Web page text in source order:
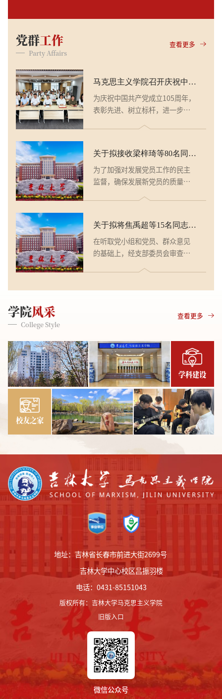
党群工作
Party Affairs
查看更多
马克思主义学院召开庆祝中国共产党成立105周年暨“两优一先”表彰会议
为庆祝中国共产党成立105周年，
表彰先进、树立标杆，进一步凝
黄大年茶思屋召开庆祝中国共产
党成立105周年暨“两优一先”表
彰会议。学院领导班子成员，党
委副书记兼副院长、纪委书记金
光旭主持。 会议在庄严的中华
人民共和国国歌声中拉开帷幕。...
关于拟接收梁梓琦等80名同志为中共预备党员的公示
为了加强对发展党员工作的民主
监督，确保发展新党员的质量，
时间为5个工作日）。公示期间，
党员和群众可通过电话和电子邮
件等方式，反映发展对象在理想
方面的情况和问题。反映问题应
义反映问题的，要签署本人真实
关于拟将焦禹超等15名同志转为中共正式党员的公示
在听取党小组和党员、群众意见
的基础上，经支部委员会审查，
关要求，现将其有关情况进行公
至7月3日。公示期间，党员和群
政治立场、思想作风、工作表
现、群众观念、廉洁自律等方面
的情况和问题。反映问题应实事
求是、客观公正。以个人名义反
映问题的，要签署本人真实姓
名。党支部将...
学院风采
College Style
查看更多
学科建设
校友之家
地址：吉林省长春市前进大街2699号
吉林大学中心校区吕振羽楼
电话：0431-85151043
版权所有： 吉林大学马克思主义学院
旧版入口
微信公众号